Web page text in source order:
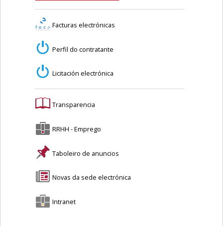
Facturas electrónicas
Perfil do contratante
Licitación electrónica
Transparencia
RRHH - Emprego
Taboleiro de anuncios
Novas da sede electrónica
Intranet